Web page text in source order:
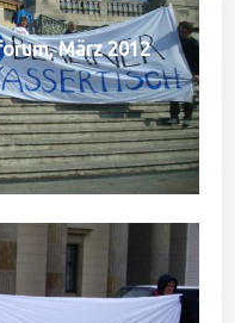
März 2012